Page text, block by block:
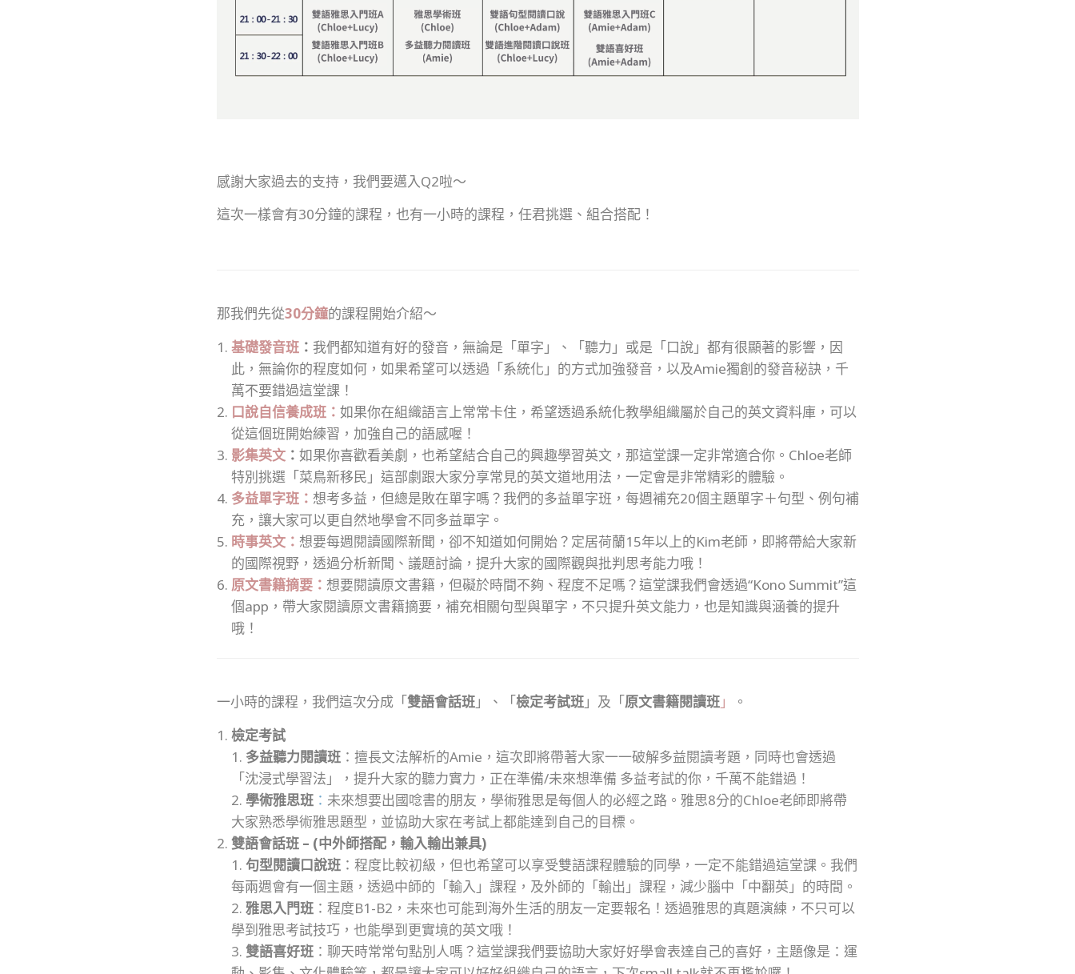
感謝大家過去的支持，我們要邁入Q2啦～
這次一樣會有30分鐘的課程，也有一小時的課程，任君挑選、組合搭配！
那我們先從30分鐘的課程開始介紹～
基礎發音班： 我們都知道有好的發音，無論是「單字」、「聽力」或是「口說」都有很顯著的影響，因
此，無論你的程度如何，如果希望可以透過「系統化」的方式加強發音，以及Amie獨創的發音秘訣，千
萬不要錯過這堂課！
口說自信養成班： 如果你在組織語言上常常卡住，希望透過系統化教學組織屬於自己的英文資料庫，可以
從這個班開始練習，加強自己的語感喔！
影集英文： 如果你喜歡看美劇，也希望結合自己的興趣學習英文，那這堂課一定非常適合你。Chloe老師
特別挑選「菜鳥新移民」這部劇跟大家分享常見的英文道地用法，一定會是非常精彩的體驗。
多益單字班： 想考多益，但總是敗在單字嗎？我們的多益單字班，每週補充20個主題單字＋句型、例句補
充，讓大家可以更自然地學會不同多益單字。
時事英文： 想要每週閱讀國際新聞，卻不知道如何開始？定居荷蘭15年以上的Kim老師，即將帶給大家新
的國際視野，透過分析新聞、議題討論，提升大家的國際觀與批判思考能力哦！
原文書籍摘要： 想要閱讀原文書籍，但礙於時間不夠、程度不足嗎？這堂課我們會透過“Kono Summit”這
個app，帶大家閱讀原文書籍摘要，補充相關句型與單字，不只提升英文能力，也是知識與涵養的提升
哦！
一小時的課程，我們這次分成「雙語會話班」 、「檢定考試班」及「原文書籍閱讀班」
。
檢定考試
1. 多益聽力閱讀班：擅長文法解析的Amie，這次即將帶著大家一一破解多益閱讀考題，同時也會透過
「沈浸式學習法」，提升大家的聽力實力，正在準備/未來想準備 多益考試的你，千萬不能錯過！
2. 學術雅思班： 未來想要出國唸書的朋友，學術雅思是每個人的必經之路。雅思8分的Chloe老師即將帶
大家熟悉學術雅思題型，並協助大家在考試上都能達到自己的目標。
雙語會話班 – (中外師搭配，輸入輸出兼具)
1. 句型閱讀口說班：程度比較初級，但也希望可以享受雙語課程體驗的同學，一定不能錯過這堂課。我們
每兩週會有一個主題，透過中師的「輸入」課程，及外師的「輸出」課程，減少腦中「中翻英」的時間。
2. 雅思入門班：程度B1-B2，未來也可能到海外生活的朋友一定要報名！透過雅思的真題演練，不只可以
學到雅思考試技巧，也能學到更實境的英文哦！
3. 雙語喜好班：聊天時常常句點別人嗎？這堂課我們要協助大家好好學會表達自己的喜好，主題像是：運